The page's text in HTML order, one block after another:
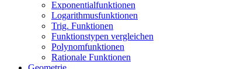
Exponentialfunktionen
Logarithmusfunktionen
Trig. Funktionen
Funktionstypen vergleichen
Polynomfunktionen
Rationale Funktionen